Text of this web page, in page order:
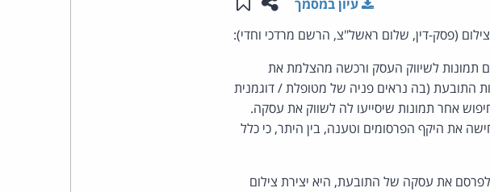
עיון במסמך
(פסק-דין, שלום ראשל"צ, הרשם מרדכי וחדי):
לשיווק העסק ורכשה מהצלמת את
התובעת (בה נראים פניה של מטופלת / דוגמנית
אחר תמונות שיסייעו לה לשווק את עסקה.
את היקף הפרסומים וטענה, בין היתר, כי כלל
את עסקה של התובעת, היא יצירת צילום